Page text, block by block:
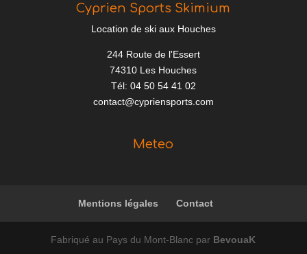
Cyprien Sports Skimium
Location de ski aux Houches
244 Route de l'Essert
74310 Les Houches
Tél: 04 50 54 41 02
contact@cypriensports.com
Meteo
Mentions légales Contact
Fabriqué au Pays du Mont-Blanc par BevouaK